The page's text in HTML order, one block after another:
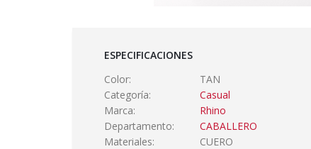
ESPECIFICACIONES
Color:
TAN
Categoría:
Casual
Marca:
Rhino
Departamento:
CABALLERO
Materiales:
CUERO